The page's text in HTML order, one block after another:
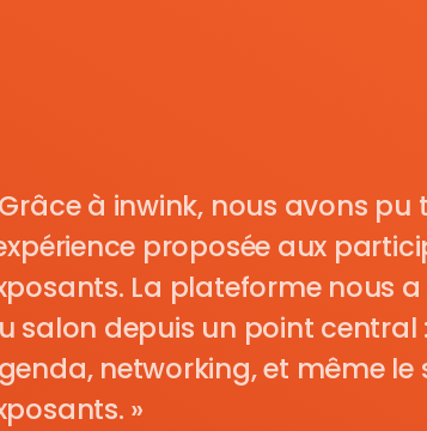
Grâce à inwink, nous avons
proposée aux
La plateforme nous
salon depuis un point central
networking, et même le